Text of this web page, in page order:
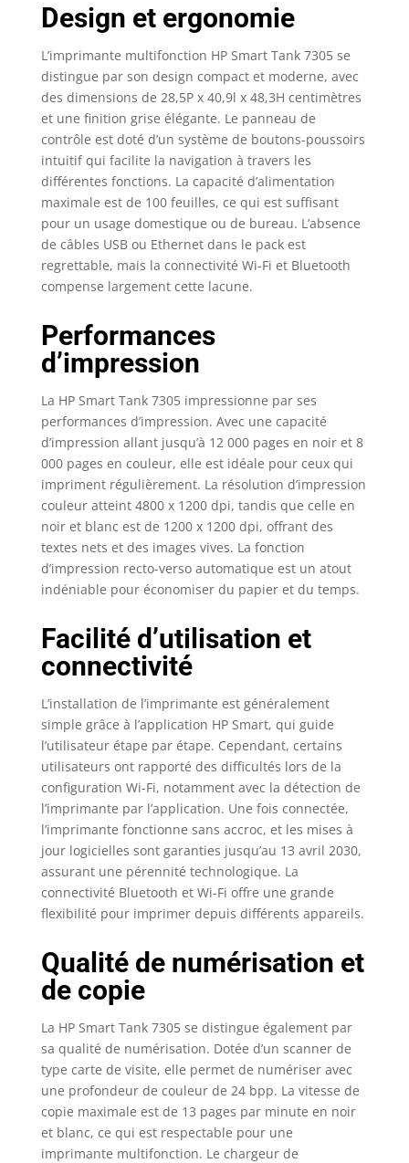
l'impression de gros
volumes à la maison
ou au bureau avec
jusqu'à 3 ans de
cartouches d'encre
inclus dans la boîte
Recharge simple et
sans éclaboussures :
Le système unique de
réservoir d’encre de
HP vous offre un
rechargement facile,
pratique et propre
avec des flacons
refermables Boostez
Imprimez, numérisez
l’application HP Smart
Connectivité totale :
smartphone, tablette,
Wifi, Ethernet, USB,
Google Drive, Dropbox
Enchaînez les
documents de
plusieurs pages avec
l'impression recto-
verso automatique
Bénéficiez de
rapides, plus fiables
avec le Wi-Fi double
compatible avec les
consommables
d’origine HP suivants :
bouteille d’encre HP 31
cyan 70 ml (1VU26AE),
bouteille d’encre HP 31
magenta 70 ml
(1VU27AE), bouteille
d’encre HP 31 jaune 70
ml (1VU28AE), bouteille
d’encre HP 32XL noire
135 ml (1VV24AE), tête
(6ZA17AE)
Design et ergonomie
L’imprimante multifonction HP Smart Tank 7305 se
distingue par son design compact et moderne, avec
des dimensions de 28,5P x 40,9l x 48,3H centimètres
et une finition grise élégante. Le panneau de
contrôle est doté d’un système de boutons-poussoirs
intuitif qui facilite la navigation à travers les
différentes fonctions. La capacité d’alimentation
maximale est de 100 feuilles, ce qui est suffisant
pour un usage domestique ou de bureau. L’absence
de câbles USB ou Ethernet dans le pack est
regrettable, mais la connectivité Wi-Fi et Bluetooth
compense largement cette lacune.
Performances
d’impression
La HP Smart Tank 7305 impressionne par ses
performances d’impression. Avec une capacité
d’impression allant jusqu’à 12 000 pages en noir et 8
000 pages en couleur, elle est idéale pour ceux qui
impriment régulièrement. La résolution d’impression
couleur atteint 4800 x 1200 dpi, tandis que celle en
noir et blanc est de 1200 x 1200 dpi, offrant des
textes nets et des images vives. La fonction
d’impression recto-verso automatique est un atout
indéniable pour économiser du papier et du temps.
Facilité d’utilisation et
connectivité
L’installation de l’imprimante est généralement
simple grâce à l’application HP Smart, qui guide
l’utilisateur étape par étape. Cependant, certains
utilisateurs ont rapporté des difficultés lors de la
configuration Wi-Fi, notamment avec la détection de
l’imprimante par l’application. Une fois connectée,
l’imprimante fonctionne sans accroc, et les mises à
jour logicielles sont garanties jusqu’au 13 avril 2030,
assurant une pérennité technologique. La
connectivité Bluetooth et Wi-Fi offre une grande
flexibilité pour imprimer depuis différents appareils.
Qualité de numérisation et
de copie
La HP Smart Tank 7305 se distingue également par
sa qualité de numérisation. Dotée d’un scanner de
type carte de visite, elle permet de numériser avec
une profondeur de couleur de 24 bpp. La vitesse de
copie maximale est de 13 pages par minute en noir
et blanc, ce qui est respectable pour une
imprimante multifonction. Le chargeur de